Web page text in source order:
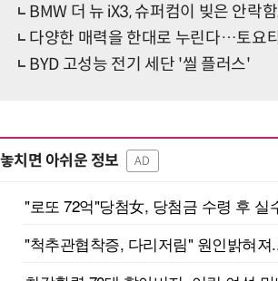
BMW 더 뉴 iX3, 슈퍼컴이 빚은 안락함...전
다양한 매력을 한대로 누린다…토요
BYD 고성능 전기 세단 '씰 플러스'
놓치면 아쉬운 정보 AD